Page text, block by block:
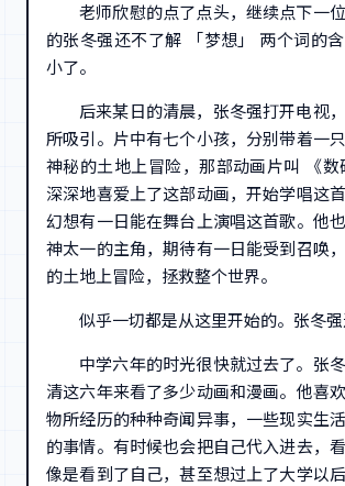
老师欣慰的点了点头，继续点下一
的张冬强还不了解 「梦想」 两个词的
小了。
后来某日的清晨，张冬强打开电视
所吸引。片中有七个小孩，分别带着一
神秘的土地上冒险，那部动画片叫 《数
深深地喜爱上了这部动画，开始学唱这首
幻想有一日能在舞台上演唱这首歌。他
神太一的主角，期待有一日能受到召唤
的土地上冒险，拯救整个世界。
似乎一切都是从这里开始的。张冬强
中学六年的时光很快就过去了。张
清这六年来看了多少动画和漫画。他喜
物所经历的种种奇闻异事，一些现实生
的事情。有时候也会把自己代入进去，
像是看到了自己，甚至想过上了大学以